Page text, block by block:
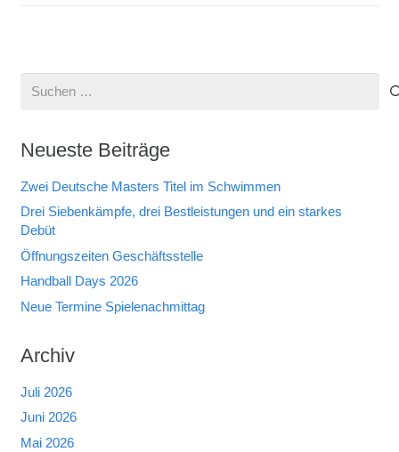
Suchen
Neueste Beiträge
Zwei Deutsche Masters Titel im Schwimmen
Drei Siebenkämpfe, drei Bestleistungen und ein starkes
Debüt
Öffnungszeiten Geschäftsstelle
Handball Days 2026
Neue Termine Spielenachmittag
Archiv
Juli 2026
Juni 2026
Mai 2026